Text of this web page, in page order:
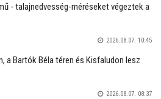
- talajnedvesség-méréseket végeztek a
2026.08.07. 10:45
a Bartók Béla téren és Kisfaludon lesz
2026.08.07. 08:37